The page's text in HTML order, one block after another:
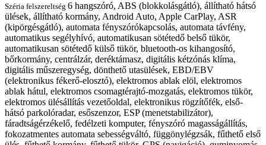
Széria felszereltség 6 hangszóró, ABS (blokkolásgátló), állítható hátsó
ülések, állítható kormány, Android Auto, Apple CarPlay, ASR
(kipörgésgátló), automata fényszórókapcsolás, automata távfény,
automatikus segélyhívó, automatikusan sötétedő belső tükör,
automatikusan sötétedő külső tükör, bluetooth-os kihangosító,
bőrkormány, centrálzár, deréktámasz, digitális kétzónás klíma,
digitális műszeregység, dönthető utasülések, EBD/EBV
(elektronikus fékerő-elosztó), elektromos ablak elöl, elektromos
ablak hátul, elektromos csomagtérajtó-mozgatás, elektromos tükör,
elektromos ülésállítás vezetőoldal, elektronikus rögzítőfék, első-
hátsó parkolóradar, esőszenzor, ESP (menetstabilizátor),
fáradtságérzékelő, fedélzeti komputer, fényszóró magasságállítás,
fokozatmentes automata sebességváltó, függönylégzsák, fűthető első